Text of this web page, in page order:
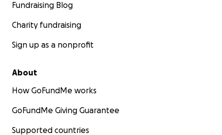
Fundraising Blog
Charity fundraising
Sign up as a nonprofit
About
How GoFundMe works
GoFundMe Giving Guarantee
Supported countries